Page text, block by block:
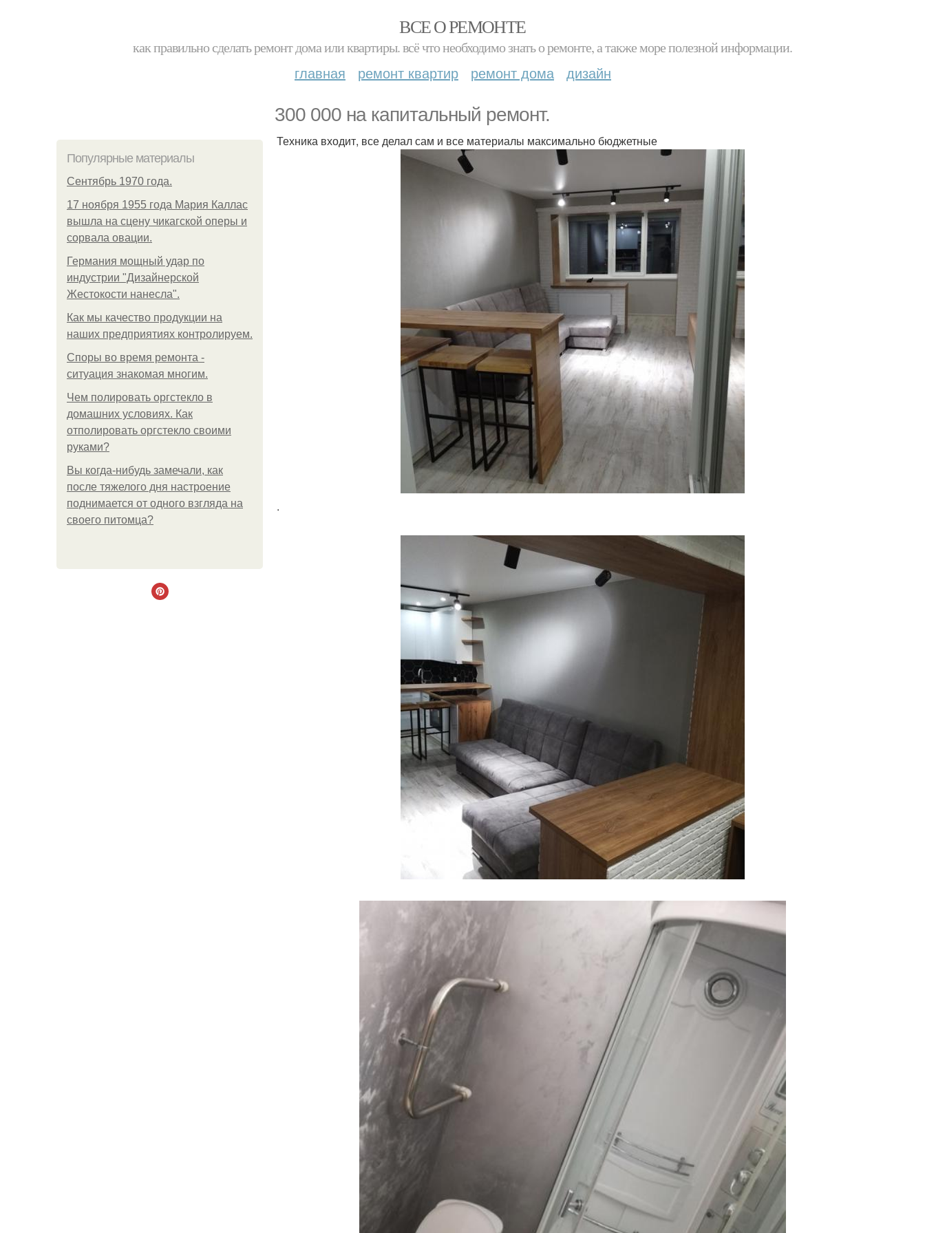
ВСЕ О РЕМОНТЕ
как правильно сделать ремонт дома или квартиры. всё что необходимо знать о ремонте, а также море полезной информации.
главная ремонт квартир ремонт дома дизайн
300 000 на капитальный ремонт.
Популярные материалы
Сентябрь 1970 года.
17 ноября 1955 года Мария Каллас
вышла на сцену чикагской оперы и
сорвала овации.
Германия мощный удар по
индустрии "Дизайнерской
Жестокости нанесла".
Как мы качество продукции на
наших предприятиях контролируем.
Споры во время ремонта -
ситуация знакомая многим.
Чем полировать оргстекло в
домашних условиях. Как
отполировать оргстекло своими
руками?
Вы когда-нибудь замечали, как
после тяжелого дня настроение
поднимается от одного взгляда на
своего питомца?
Техника входит, все делал сам и все материалы максимально бюджетные
.